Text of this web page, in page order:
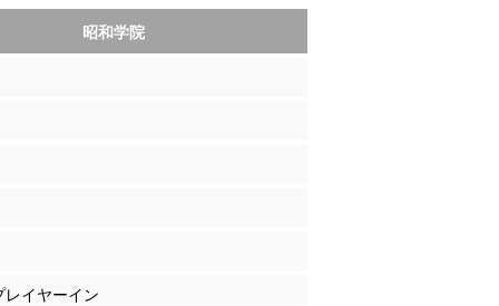
昭和学院
イヤーイン